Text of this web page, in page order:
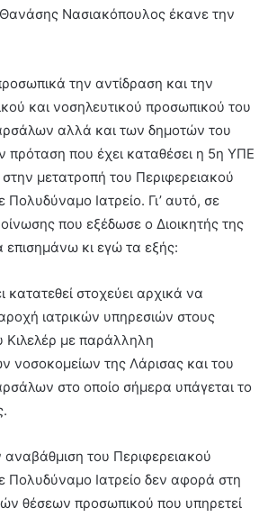
Νασιακόπουλος έκανε την
την αντίδραση και την
και νοσηλευτικού προσωπικού του
αλλά και των δημοτών του
πρόταση που έχει καταθέσει η 5η ΥΠΕ
μετατροπή του Περιφερειακού
Πολυδύναμο Ιατρείο. Γι’ αυτό, σε
που εξέδωσε ο Διοικητής της
κι εγώ τα εξής:
στοχεύει αρχικά να
ιατρικών υπηρεσιών στους
Κιλελέρ με παράλληλη
της Λάρισας και του
στο οποίο σήμερα υπάγεται το
του Περιφερειακού
Πολυδύναμο Ιατρείο δεν αφορά στη
θέσεων προσωπικού που υπηρετεί